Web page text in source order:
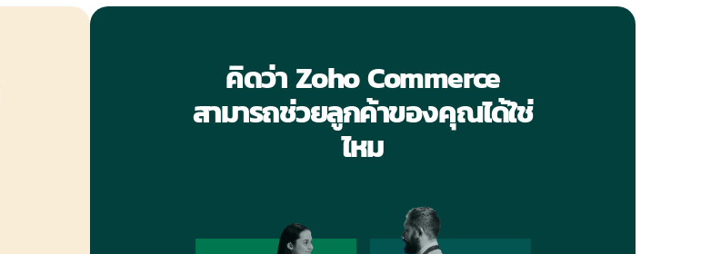
คิดว่า Zoho Commerce
สามารถช่วยลูกค้าของคุณได้ใช่
ไหม